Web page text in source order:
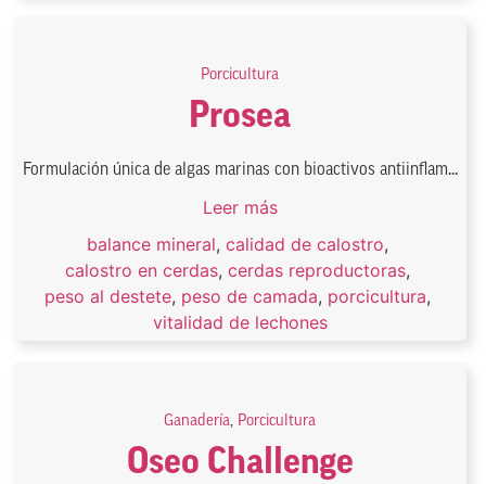
Porcicultura
Prosea
Formulación única de algas marinas con bioactivos antiinflam...
Leer más
balance mineral, calidad de calostro,
calostro en cerdas, cerdas reproductoras,
peso al destete, peso de camada, porcicultura,
vitalidad de lechones
Ganadería, Porcicultura
Oseo Challenge